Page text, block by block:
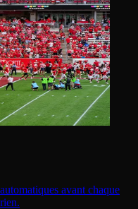
avant chaque